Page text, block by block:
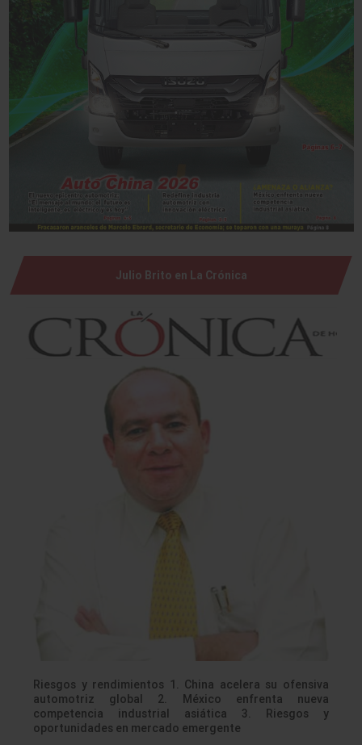
Julio Brito en La Crónica
Riesgos y rendimientos 1. China acelera su ofensiva
automotriz global 2. México enfrenta nueva
competencia industrial asiática 3. Riesgos y
oportunidades en mercado emergente